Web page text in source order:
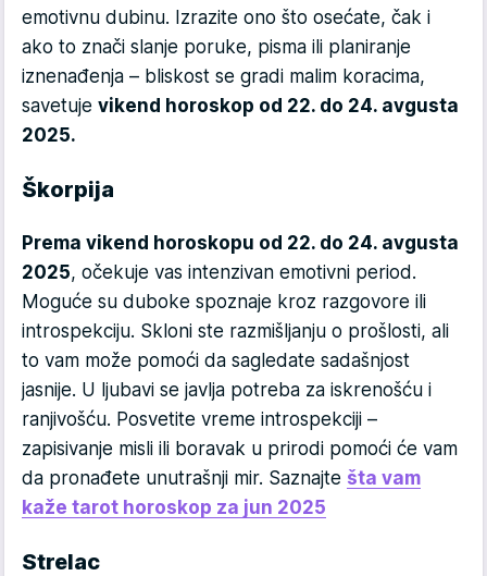
emotivnu dubinu. Izrazite ono što osećate, čak i
ako to znači slanje poruke, pisma ili planiranje
iznenađenja – bliskost se gradi malim koracima,
savetuje vikend horoskop od 22. do 24. avgusta
2025.
Škorpija
Prema vikend horoskopu od 22. do 24. avgusta
2025, očekuje vas intenzivan emotivni period.
Moguće su duboke spoznaje kroz razgovore ili
introspekciju. Skloni ste razmišljanju o prošlosti, ali
to vam može pomoći da sagledate sadašnjost
jasnije. U ljubavi se javlja potreba za iskrenošću i
ranjivošću. Posvetite vreme introspekciji –
zapisivanje misli ili boravak u prirodi pomoći će vam
da pronađete unutrašnji mir. Saznajte šta vam
kaže tarot horoskop za jun 2025
Strelac